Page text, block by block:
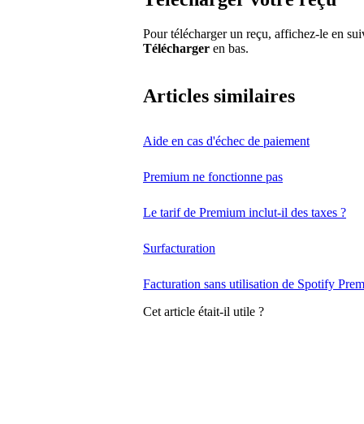
Pour télécharger un reçu, affichez-le en
Télécharger en bas.
Articles similaires
Aide en cas d'échec de paiement
Premium ne fonctionne pas
Le tarif de Premium inclut-il des taxes ?
Surfacturation
Facturation sans utilisation de Spotify
Cet article était-il utile ?